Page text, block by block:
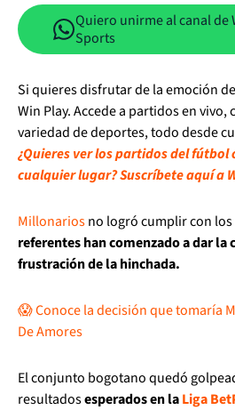
Quiero unirme al canal de
Sports
Si quieres disfrutar de la emoción
Win Play. Accede a partidos en
variedad de deportes, todo desde
¿Quieres ver los partidos del fútbol
cualquier lugar? Suscríbete aquí a
Millonariosno logró cumplir con
referentes han comenzado a dar la
frustración de la hinchada.
😱 Conoce la decisión que tomaría
De Amores
El conjunto bogotano quedó
resultadosesperados en laLiga